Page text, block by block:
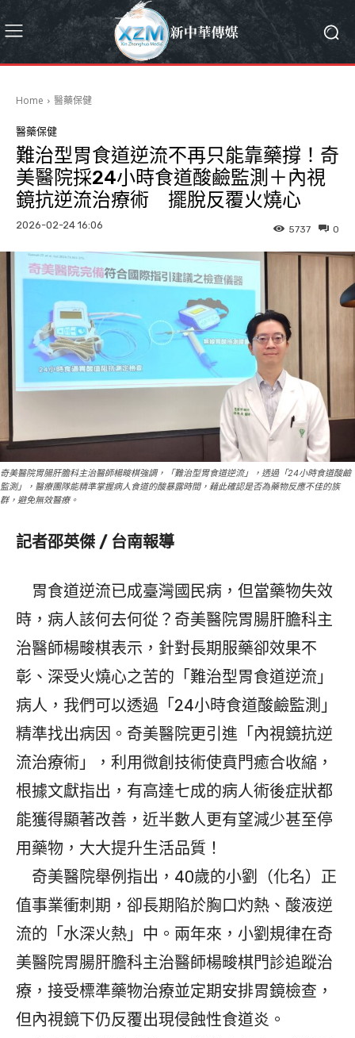
Home 醫藥保健
醫藥保健
難治型胃食道逆流不再只能靠藥撐！奇
美醫院採24小時食道酸鹼監測＋內視
鏡抗逆流治療術 擺脫反覆火燒心
2026-02-24 16:06 0
5737
奇美醫院胃腸肝膽科主治醫師楊畯棋強調，「難治型胃食道逆流」，透過「24小時食道酸鹼
監測」，醫療團隊能精準掌握病人食道的酸暴露時間，藉此確認是否為藥物反應不佳的族
群，避免無效醫療。
記者邵英傑 / 台南報導
胃食道逆流已成臺灣國民病，但當藥物失效
時，病人該何去何從？奇美醫院胃腸肝膽科主
治醫師楊畯棋表示，針對長期服藥卻效果不
彰、深受火燒心之苦的「難治型胃食道逆流」
病人，我們可以透過「24小時食道酸鹼監測」
精準找出病因。奇美醫院更引進「內視鏡抗逆
流治療術」，利用微創技術使賁門癒合收縮，
根據文獻指出，有高達七成的病人術後症狀都
能獲得顯著改善，近半數人更有望減少甚至停
用藥物，大大提升生活品質！
奇美醫院舉例指出，40歲的小劉（化名）正
值事業衝刺期，卻長期陷於胸口灼熱、酸液逆
流的「水深火熱」中。兩年來，小劉規律在奇
美醫院胃腸肝膽科主治醫師楊畯棋門診追蹤治
療，接受標準藥物治療並定期安排胃鏡檢查，
但內視鏡下仍反覆出現侵蝕性食道炎。